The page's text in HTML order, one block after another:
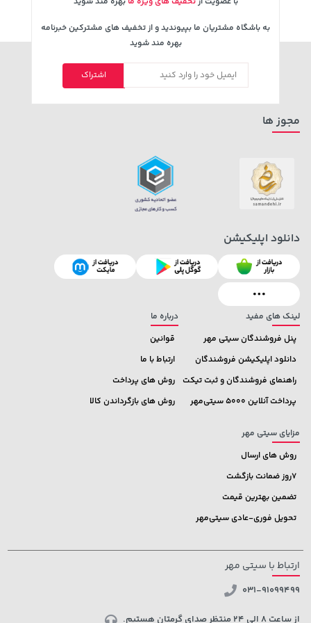
4,780,000
خرید
607,800 تومان
659,900
315,900 تومان خرید
3,880,000
به باشگاه مشتریان ما بپیوندید و از تخفیف های مشترکین خبرنامه
بهره مند شوید
اشتراک
لینک های مفید
پنل فروشندگان سیتی مهر
دانلود اپلیکیشن فروشندگان
راهنمای فروشندگان و ثبت تیکت
پرداخت آنلاین 5000 سیتی‌مهر
درباره ما
قوانین
ارتباط با ما
روش های پرداخت
روش های بازگرداندن کالا
مزایای سیتی مهر
روش های ارسال
7روز ضمانت بازگشت
تضمین بهترین قیمت
تحویل فوری-عادی سیتی‌مهر
مجوز ها
دانلود اپلیکیشن
ارتباط با سیتی مهر
031-91099499
از ساعت 8 الی 24 منتظر صدای گرمتان هستیم.